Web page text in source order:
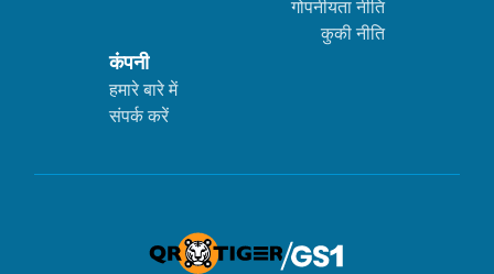
गोपनीयता नीति
कुकी नीति
कंपनी
हमारे बारे में
संपर्क करें